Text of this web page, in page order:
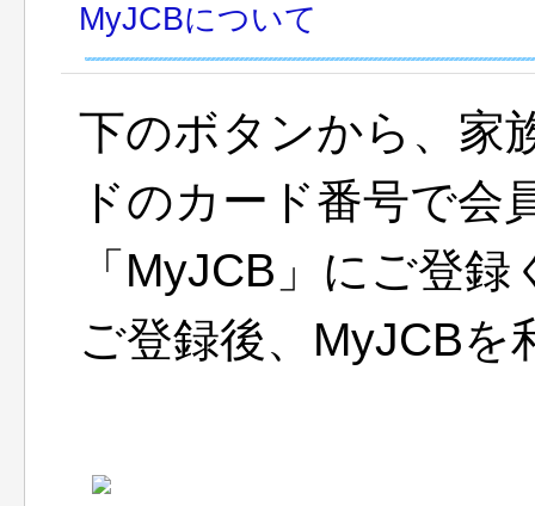
MyJCBについて
下のボタンから、家
ドのカード番号で会
「MyJCB」にご登
ご登録後、MyJCBを